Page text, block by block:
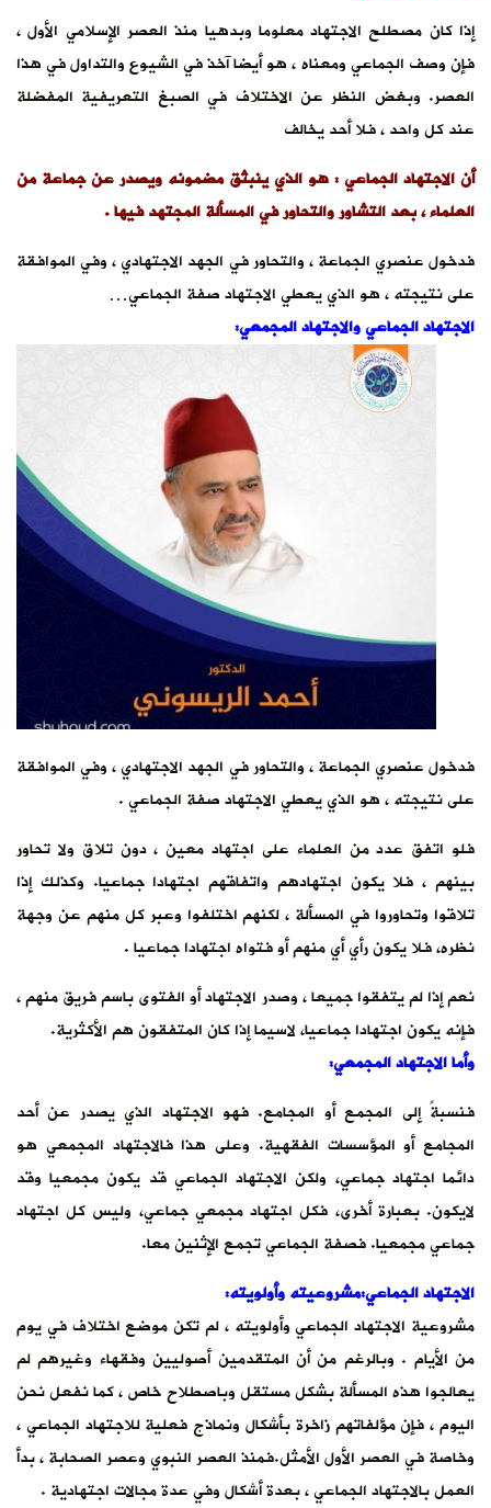
إذا كان مصطلح الاجتهاد معلوما وبدهيا منذ العصر الإسلامي الأول ،
فإن وصف الجماعي ومعناه ، هو أيضا آخذ في الشيوع والتداول في هذا
العصر. وبغض النظر عن الاختلاف في الصبغ التعريفية المفضلة
عند كل واحد ، فلا أحد يخالف
أن الاجتهاد الجماعي : هو الذي ينبثق مضمونه ويصدر عن جماعة من
العلماء ، بعد التشاور والتحاور في المسألة المجتهد فيها .
فدخول عنصري الجماعة ، والتحاور في الجهد الاجتهادي ، وفي الموافقة
على نتيجته ، هو الذي يعطي الاجتهاد صفة الجماعي…
الاجتهاد الجماعي والاجتهاد المجمعي:
فدخول عنصري الجماعة ، والتحاور في الجهد الاجتهادي ، وفي الموافقة
على نتيجته ، هو الذي يعطي الاجتهاد صفة الجماعي .
فلو اتفق عدد من العلماء على اجتهاد معين ، دون تلاق ولا تحاور
بينهم ، فلا يكون اجتهادهم واتفاقهم اجتهادا جماعيا. وكذلك إذا
تلاقوا وتحاوروا في المسألة ، لكنهم اختلفوا وعبر كل منهم عن وجهة
نظره، فلا يكون رأي أي منهم أو فتواه اجتهادا جماعيا .
نعم إذا لم يتفقوا جميعا ، وصدر الاجتهاد أو الفتوى باسم فريق منهم ،
فإنه يكون اجتهادا جماعيا، لاسيما إذا كان المتفقون هم الأكثرية.
وأما الاجتهاد المجمعي:
فنسبةً إلى المجمع أو المجامع. فهو الاجتهاد الذي يصدر عن أحد
المجامع أو المؤسسات الفقهية. وعلى هذا فالاجتهاد المجمعي هو
دائما اجتهاد جماعي، ولكن الاجتهاد الجماعي قد يكون مجمعيا وقد
لايكون. بعبارة أخرى، فكل اجتهاد مجمعي جماعي، وليس كل اجتهاد
جماعي مجمعيا. فصفة الجماعي تجمع الإثنين معا.
الاجتهاد الجماعي:مشروعيته وأولويته:
مشروعية الاجتهاد الجماعي وأولويته ، لم تكن موضع اختلاف في يوم
من الأيام . وبالرغم من أن المتقدمين أصوليين وفقهاء وغيرهم لم
يعالجوا هذه المسألة بشكل مستقل وباصطلاح خاص ، كما نفعل نحن
اليوم ، فإن مؤلفاتهم زاخرة بأشكال ونماذج فعلية للاجتهاد الجماعي ،
وخاصة في العصر الأول الأمثل.فمنذ العصر النبوي وعصر الصحابة ، بدأ
العمل بالاجتهاد الجماعي ، بعدة أشكال وفي عدة مجالات اجتهادية .